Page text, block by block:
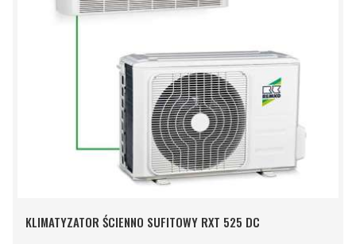
KLIMATYZATOR ŚCIENNO SUFITOWY RXT 525 DC